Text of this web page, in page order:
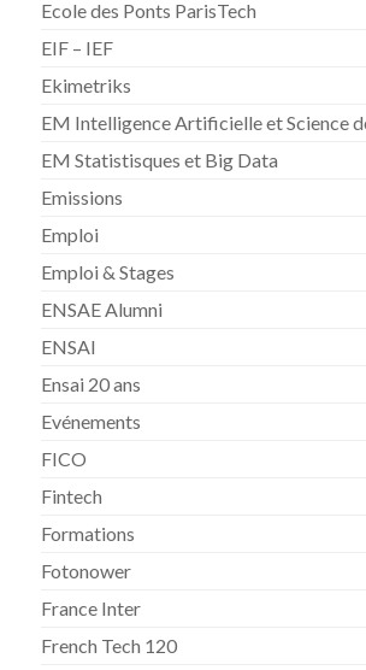
Ecole des Ponts ParisTech
EIF – IEF
Ekimetriks
EM Intelligence Artificielle et Science
EM Statistisques et Big Data
Emissions
Emploi
Emploi & Stages
ENSAE Alumni
ENSAI
Ensai 20 ans
Evénements
FICO
Fintech
Formations
Fotonower
France Inter
French Tech 120